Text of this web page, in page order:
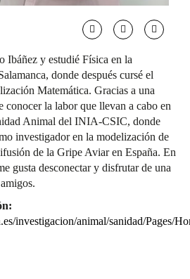
Ibáñez y estudié Física en la
donde después cursé el
Matemática. Gracias a una
conocer la labor que llevan a cabo en
Animal del INIA-CSIC, donde
investigador en la modelización de
de la Gripe Aviar en España. En
gusta desconectar y disfrutar de una
investigacion/animal/sanidad/Pages/